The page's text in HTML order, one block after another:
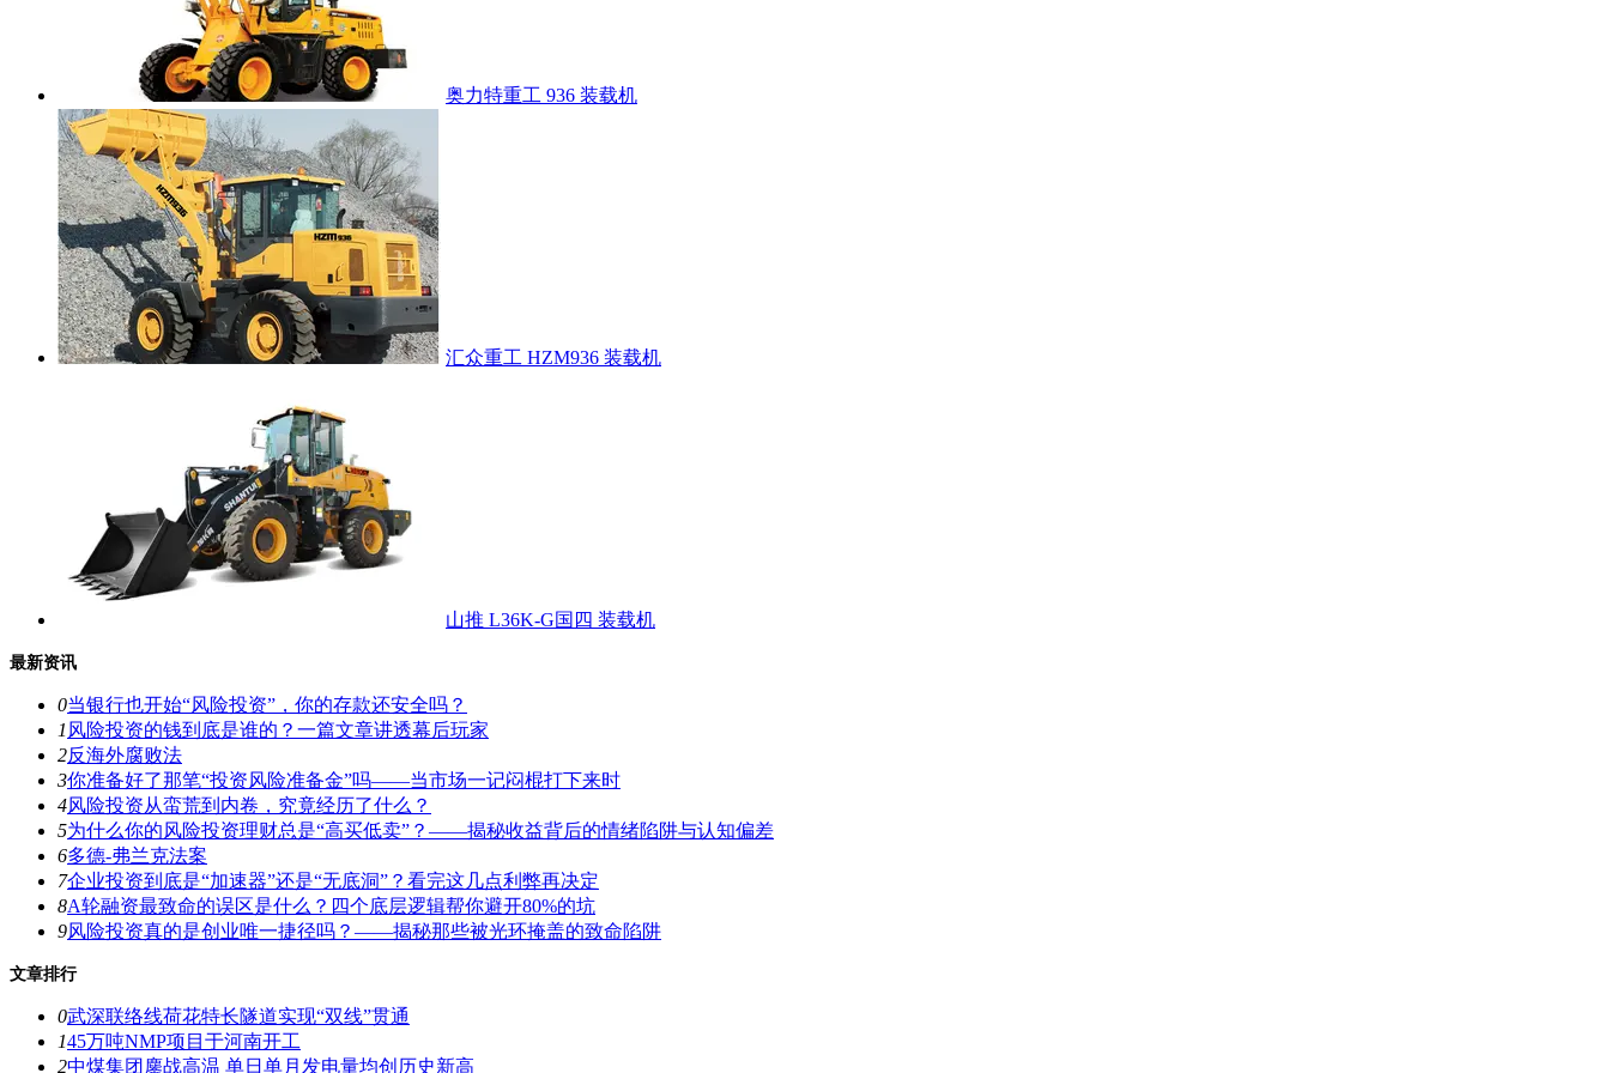
奥力特重工 936 装载机
汇众重工 HZM936 装载机
山推 L36K-G国四 装载机
最新资讯
0当银行也开始“风险投资”，你的存款还安全吗？
1 风险投资的钱到底是谁的？一篇文章讲透幕后玩家
2反海外腐败法
3你准备好了那笔“投资风险准备金”吗——当市场一记闷棍打下来时
4风险投资从蛮荒到内卷，究竟经历了什么？
5为什么你的风险投资理财总是“高买低卖”？——揭秘收益背后的情绪陷阱与认知偏差
6多德-弗兰克法案
7企业投资到底是“加速器”还是“无底洞”？看完这几点利弊再决定
8A轮融资最致命的误区是什么？四个底层逻辑帮你避开80%的坑
9风险投资真的是创业唯一捷径吗？——揭秘那些被光环掩盖的致命陷阱
文章排行
0武深联络线荷花特长隧道实现“双线”贯通
145万吨NMP项目于河南开工
2中煤集团鏖战高温 单日单月发电量均创历史新高